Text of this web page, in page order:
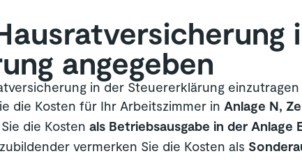
angegeben
in der Steuererklärung
die Kosten für Ihr Arbeitszimmer in Anlage N,
die Kosten als Betriebsausgabe in der Anlage
vermerken Sie die Kosten als